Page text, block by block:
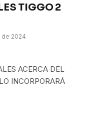
TIGGO 2
de 2024
ACERCA DEL
INCORPORARÁ